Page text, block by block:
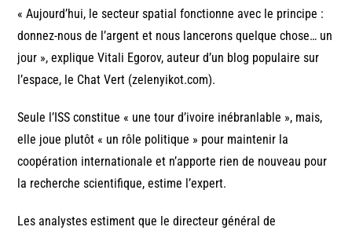
« Aujourd’hui, le secteur spatial fonctionne avec le principe :
donnez-nous de l’argent et nous lancerons quelque chose… un
jour », explique Vitali Egorov, auteur d’un blog populaire sur
l’espace, le Chat Vert (zelenyikot.com).
Seule l’ISS constitue « une tour d’ivoire inébranlable », mais,
elle joue plutôt « un rôle politique » pour maintenir la
coopération internationale et n’apporte rien de nouveau pour
la recherche scientifique, estime l’expert.
Les analystes estiment que le directeur général de